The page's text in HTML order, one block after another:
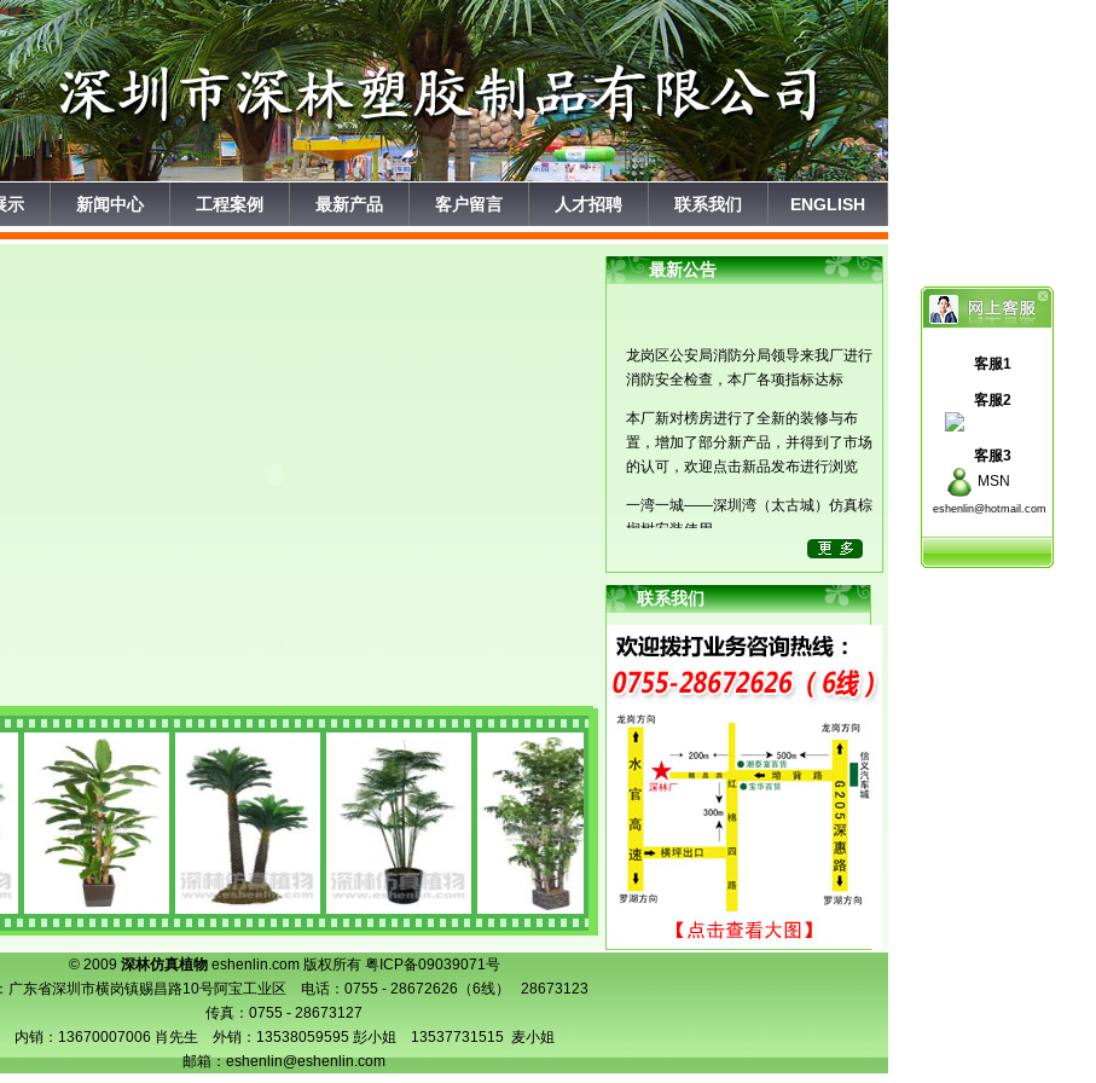
示 新闻中心 工程案例 最新产品 客户留言 人才招聘 联系我们 ENGLISH
最新公告
龙岗区公安局消防分局领导来我厂进行
消防安全检查，本厂各项指标达标
本厂新对榜房进行了全新的装修与布
置，增加了部分新产品，并得到了市场
的认可，欢迎点击新品发布进行浏览
一湾一城——深圳湾（太古城）仿真棕
榈树安装使用
欧亚达家居集团（杭州v9国际已满18,
十大曝光胸片,老狼影视文化传媒有限
公司店）椰子树已安装使用
南宁市动物园大型仿真海枣树交付使用
沈阳万科地产大型仿真棕榈榈树交付使
用
烟台皇冠假日（五星）酒店椰子树已安
装使用
欧亚达家居集团（天津店）椰子树已安
装使用
欧亚达家居集团（重庆店）椰子树已安
装使用
联系我们
© 2009 深林仿真植物eshenlin.com 版权所有 粤ICP备09039071号
广东省深圳市横岗镇赐昌路10号阿宝工业区 电话：0755 - 28672626（6线） 28673123
传真：0755 - 28673127
内销：13670007006 肖先生 外销：13538059595 彭小姐 13537731515 麦小姐
邮箱：eshenlin@eshenlin.com
客服1
客服2
客服3
MSN
eshenlin@hotmail.com